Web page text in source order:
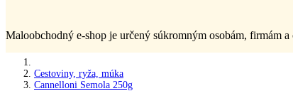
Maloobchodný e-shop je určený súkromným osobám, firmám
Cestoviny, ryža, múka
Cannelloni Semola 250g